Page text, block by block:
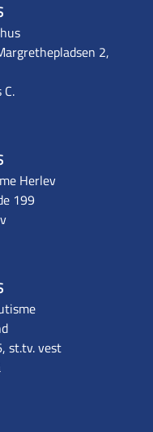
2,
Herlev
199
st.tv. vest